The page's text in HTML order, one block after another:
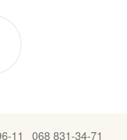
11 068 831-34-71